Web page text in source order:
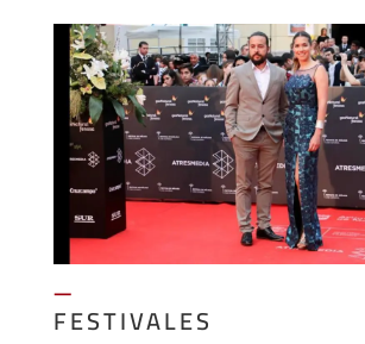
—
FESTIVALES